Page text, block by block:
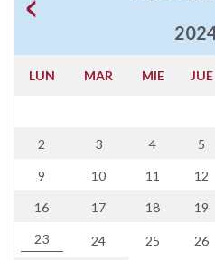
LUN MAR MIE JUE
2 3 4 5
9 10 11 12
16 17 18 19
23 24 25 26